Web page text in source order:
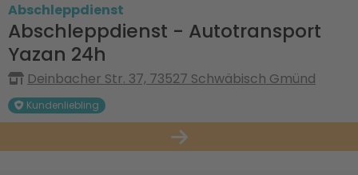
Abschleppdienst
Abschleppdienst - Autotransport
Yazan 24h
Deinbacher Str. 37, 73527 Schwäbisch Gmünd
Kundenliebling